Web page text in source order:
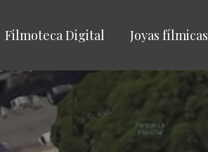
Filmoteca Digital Joyas fílmicas